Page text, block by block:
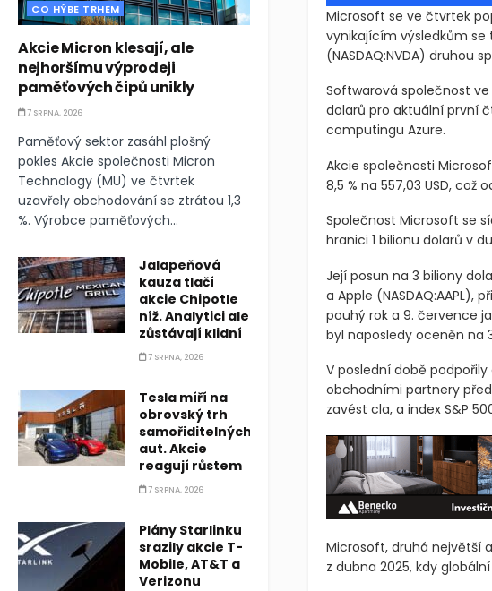
Microsoft se ve čtvrtek
vynikajícím výsledkům
(NASDAQ:NVDA) druhou
Softwarová společnost
dolarů pro aktuální první
computingu Azure.
Akcie společnosti
8,5 % na 557,03 USD,
Společnost Microsoft se
hranici 1 bilionu dolarů v
Její posun na 3 biliony
a Apple (NASDAQ:AAPL),
pouhý rok a 9. července
byl naposledy oceněn na
V poslední době
obchodními partnery
zavést cla, a index S&P
Microsoft, druhá největší
z dubna 2025, kdy
CO HÝBE TRHEM
Akcie Micron klesají, ale
nejhoršímu výprodeji
paměťových čipů unikly
7 SRPNA, 2026
Paměťový sektor zasáhl plošný
pokles Akcie společnosti Micron
Technology (MU) ve čtvrtek
uzavřely obchodování se ztrátou 1,3
%. Výrobce paměťových...
Jalapeňová
kauza tlačí
akcie Chipotle
níž. Analytici ale
zůstávají klidní
7 SRPNA, 2026
Tesla míří na
obrovský trh
samořiditelných
aut. Akcie
reagují růstem
7 SRPNA, 2026
Plány Starlinku
srazily akcie T-
Mobile, AT&T a
Verizonu